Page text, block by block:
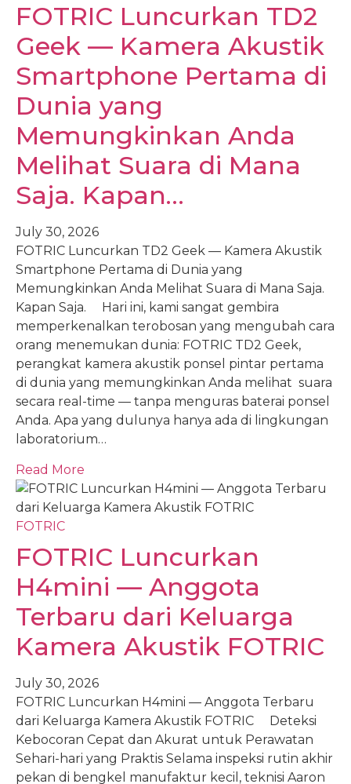
FOTRIC Luncurkan TD2
Geek — Kamera Akustik
Smartphone Pertama di
Dunia yang
Memungkinkan Anda
Melihat Suara di Mana
Saja. Kapan…
July 30, 2026
FOTRIC Luncurkan TD2 Geek — Kamera Akustik
Smartphone Pertama di Dunia yang
Memungkinkan Anda Melihat Suara di Mana Saja.
Kapan Saja. Hari ini, kami sangat gembira
memperkenalkan terobosan yang mengubah cara
orang menemukan dunia: FOTRIC TD2 Geek,
perangkat kamera akustik ponsel pintar pertama
di dunia yang memungkinkan Anda melihat suara
secara real-time — tanpa menguras baterai ponsel
Anda. Apa yang dulunya hanya ada di lingkungan
laboratorium…
Read More
FOTRIC
FOTRIC Luncurkan
H4mini — Anggota
Terbaru dari Keluarga
Kamera Akustik FOTRIC
July 30, 2026
FOTRIC Luncurkan H4mini — Anggota Terbaru
dari Keluarga Kamera Akustik FOTRIC Deteksi
Kebocoran Cepat dan Akurat untuk Perawatan
Sehari-hari yang Praktis Selama inspeksi rutin akhir
pekan di bengkel manufaktur kecil, teknisi Aaron